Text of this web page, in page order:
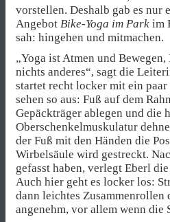
vorstellen. Deshalb gab es nur
Angebot Bike-Yoga im Park im
sah: hingehen und mitmachen.
„Yoga ist Atmen und
nichts anderes“, sagt die
startet recht locker mit ein
sehen so aus: Fuß auf dem
Gepäckträger ablegen und die
Oberschenkelmuskulatur
der Fuß mit den Händen die
Wirbelsäule wird gestreckt.
gefasst haben, verlegt Eberl
Auch hier geht es locker los:
dann leichtes Zusammenrollen
angenehm, vor allem wenn die